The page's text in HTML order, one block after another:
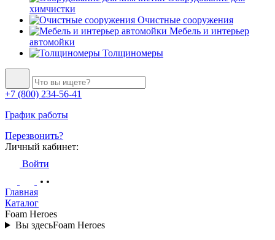
химчистки
Очистные сооружения
Мебель и интерьер
автомойки
Толщиномеры
+7 (800) 234-56-41
График работы
Перезвонить?
Личный кабинет:
Войти
Главная
Каталог
Foam Heroes
Вы здесьFoam Heroes